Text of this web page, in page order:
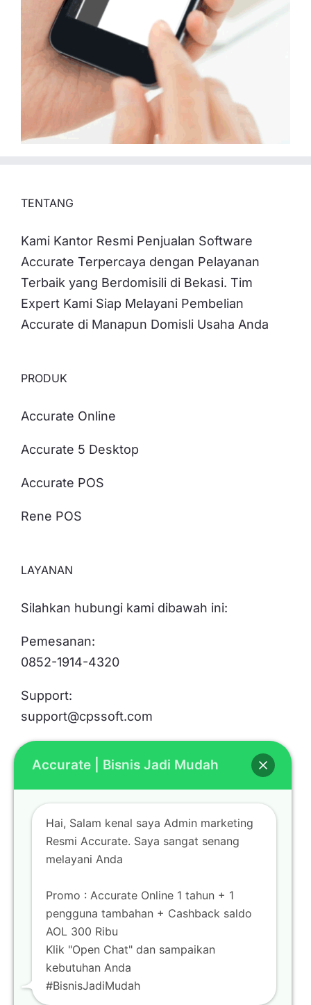
TENTANG
Kami Kantor Resmi Penjualan Software
Accurate Terpercaya dengan Pelayanan
Terbaik yang Berdomisili di Bekasi. Tim
Expert Kami Siap Melayani Pembelian
Accurate di Manapun Domisli Usaha Anda
PRODUK
Accurate Online
Accurate 5 Desktop
Accurate POS
Rene POS
LAYANAN
Silahkan hubungi kami dibawah ini:
Pemesanan:
0852-1914-4320
Support:
support@cpssoft.com
LOKASI
Bekasi
Mall Metropolitan Bekasi Lt. Basement BS-06
Jl. K.H Noer Alie Bekasi Selatan
Accurate | Bisnis Jadi Mudah
Hai, Salam kenal saya Admin marketing
Resmi Accurate. Saya sangat senang
melayani Anda
Promo : Accurate Online 1 tahun + 1
pengguna tambahan + Cashback saldo
AOL 300 Ribu
Klik "Open Chat" dan sampaikan
kebutuhan Anda
#BisnisJadiMudah